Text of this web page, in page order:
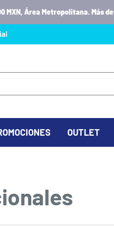
MXN, Área Metropolitana. Más
OUTLET